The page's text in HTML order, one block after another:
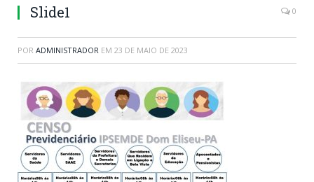
Slide1 0
POR ADMINISTRADOR EM 23 DE MAIO DE 2023